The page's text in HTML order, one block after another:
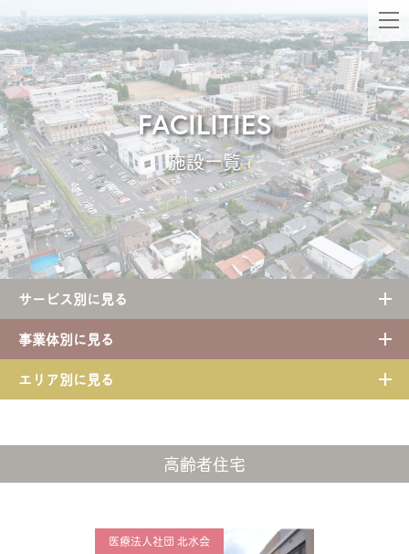
FACILITIES
施設一覧
サービス別に見る
事業体別に見る
エリア別に見る
高齢者住宅
医療法人社団 北水会